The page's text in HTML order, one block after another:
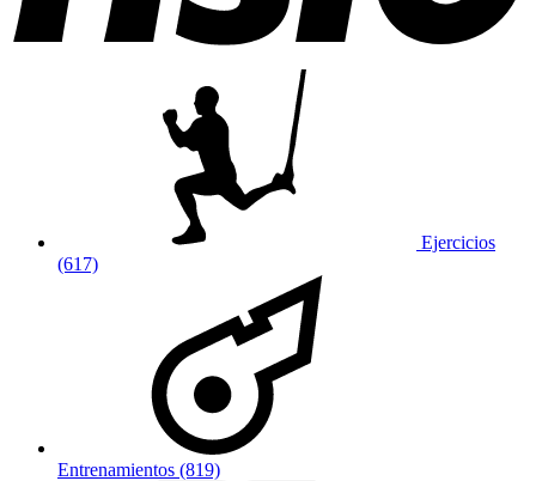
Ejercicios
(617)
Entrenamientos (819)